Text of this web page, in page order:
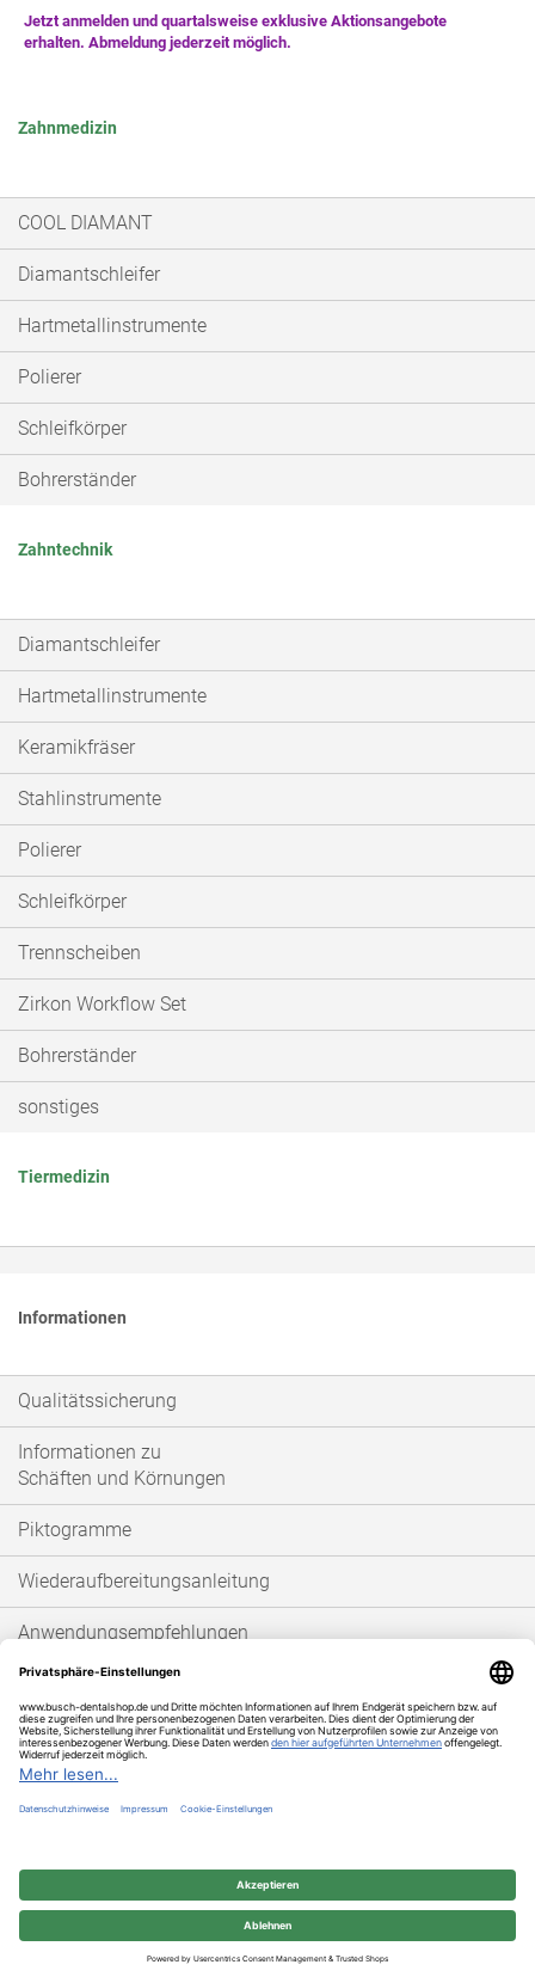
Newsletter:
Zahnmedizin
COOL DIAMANT
Diamantschleifer
Hartmetallinstrumente
Polierer
Schleifkörper
Bohrerständer
Zahntechnik
Diamantschleifer
Hartmetallinstrumente
Keramikfräser
Stahlinstrumente
Polierer
Schleifkörper
Trennscheiben
Zirkon Workflow Set
Bohrerständer
sonstiges
Tiermedizin
Informationen
Qualitätssicherung
Informationen zu
Schäften und Körnungen
Piktogramme
Wiederaufbereitungsanleitung
Anwendungsempfehlungen
Produktkataloge
Info / Sonstiges
Über uns